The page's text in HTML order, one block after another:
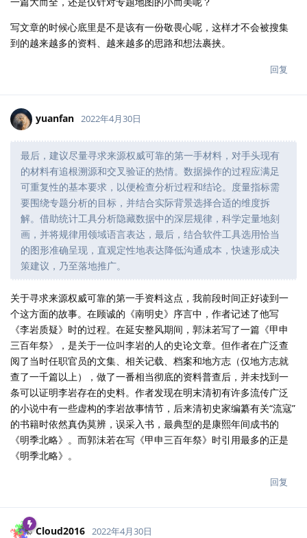
写文章的时候心底里是不是该有一份敬畏心呢，这样才不会被搜集
到的越来越多的资料、越来越多的思路和想法裹挟。
回复
yuanfan 2022年4月30日
最后，建议尽量寻求来源权威可靠的第一手材料，对手头现有
的材料有追根溯源和交叉验证的热情。数据操作的过程应满足
可重复性的基本要求，以便检查分析过程和结论。度量指标需
要围绕专题分析的目标，并结合实际背景选择合适的维度拆
解。借助统计工具分析隐藏数据中的深层规律，科学定量地刻
画，并将规律用领域语言表达，最后，结合软件工具选用恰当
的图形准确呈现，直观定性地表达降低沟通成本，快速形成决
策建议，乃至落地推广。
关于寻求来源权威可靠的第一手资料这点，我前段时间正好读到一
个这方面的故事。在顾诚的《南明史》序言中，作者记述了他写
《李岩质疑》时的过程。在延安整风期间，郭沫若写了一篇《甲申
三百年祭》，是关于一位叫李岩的人的史论文章。但作者在广泛查
阅了当时任职官员的文集、相关记载、档案和地方志（仅地方志就
查了一千篇以上），做了一番相当彻底的资料普查后，并未找到一
条可以证明李岩存在的史料。作者发现在明末清初有许多流传广泛
的小说中有一些虚构的李岩故事情节，后来清初史家编纂有关“流寇”
的书籍时依然真伪莫辨，误采入书，最典型的是康熙年间成书的
《明季北略》。而郭沫若在写《甲申三百年祭》时引用最多的正是
《明季北略》。
回复
Cloud2016 2022年4月30日